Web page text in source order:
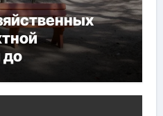
до